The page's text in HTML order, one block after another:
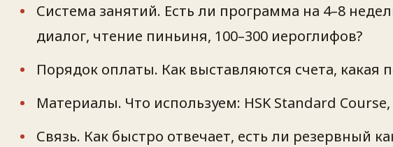
Система занятий. Есть ли программа на 4–8
диалог, чтение пиньиня, 100–300 иероглифов?
Порядок оплаты. Как выставляются счета, какая
Материалы. Что используем: HSK Standard
Связь. Как быстро отвечает, есть ли резервный